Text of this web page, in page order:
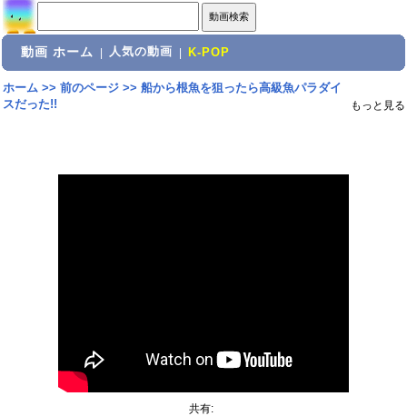
動画 ホーム 人気の動画 K-POP
ホーム>> 前のページ>> 船から根魚を狙ったら高級魚パラダイ
スだった!!
もっと見る
共有: